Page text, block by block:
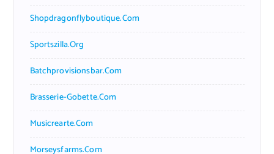
Shopdragonflyboutique.com
Sportszilla.org
Batchprovisionsbar.com
Brasserie-Gobette.com
Musicrearte.com
Morseysfarms.com